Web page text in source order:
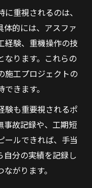
重視されるのは、
体的には、アスファ
経験、重機操作の技
なります。これらの
施工プロジェクトの
きます。
験も重要視されるポ
事故記録や、工期短
ールできれば、手当
自分の実績を記録し
がります。